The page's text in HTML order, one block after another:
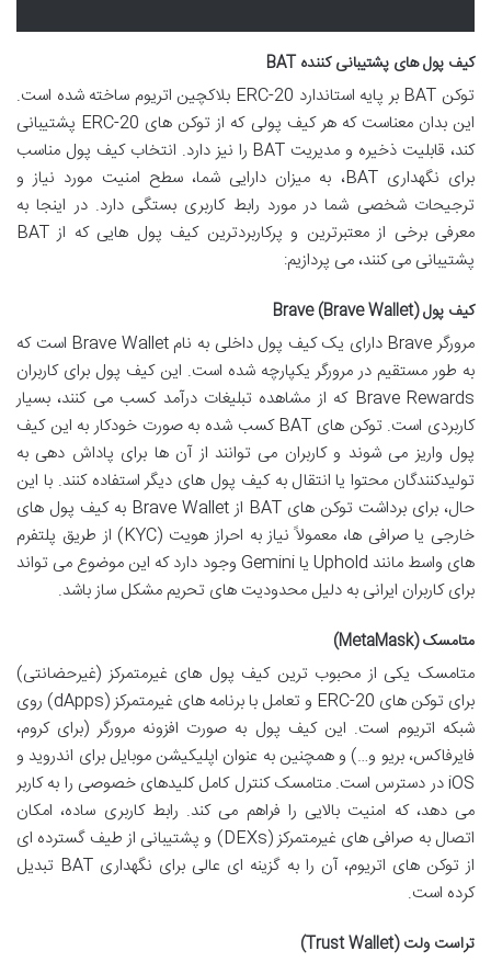
کیف پول های پشتیبانی کننده BAT
توکن BAT بر پایه استاندارد ERC-20 بلاکچین اتریوم ساخته شده است.
این بدان معناست که هر کیف پولی که از توکن های ERC-20 پشتیبانی
کند، قابلیت ذخیره و مدیریت BAT را نیز دارد. انتخاب کیف پول مناسب
برای نگهداری BAT، به میزان دارایی شما، سطح امنیت مورد نیاز و
ترجیحات شخصی شما در مورد رابط کاربری بستگی دارد. در اینجا به
معرفی برخی از معتبرترین و پرکاربردترین کیف پول هایی که از BAT
پشتیبانی می کنند، می پردازیم:
کیف پول Brave (Brave Wallet)
مرورگر Brave دارای یک کیف پول داخلی به نام Brave Wallet است که
به طور مستقیم در مرورگر یکپارچه شده است. این کیف پول برای کاربران
Brave Rewards که از مشاهده تبلیغات درآمد کسب می کنند، بسیار
کاربردی است. توکن های BAT کسب شده به صورت خودکار به این کیف
پول واریز می شوند و کاربران می توانند از آن ها برای پاداش دهی به
تولیدکنندگان محتوا یا انتقال به کیف پول های دیگر استفاده کنند. با این
حال، برای برداشت توکن های BAT از Brave Wallet به کیف پول های
خارجی یا صرافی ها، معمولاً نیاز به احراز هویت (KYC) از طریق پلتفرم
های واسط مانند Uphold یا Gemini وجود دارد که این موضوع می تواند
برای کاربران ایرانی به دلیل محدودیت های تحریم مشکل ساز باشد.
متامسک (MetaMask)
متامسک یکی از محبوب ترین کیف پول های غیرمتمرکز (غیرحضانتی)
برای توکن های ERC-20 و تعامل با برنامه های غیرمتمرکز (dApps) روی
شبکه اتریوم است. این کیف پول به صورت افزونه مرورگر (برای کروم،
فایرفاکس، بریو و…) و همچنین به عنوان اپلیکیشن موبایل برای اندروید و
iOS در دسترس است. متامسک کنترل کامل کلیدهای خصوصی را به کاربر
می دهد، که امنیت بالایی را فراهم می کند. رابط کاربری ساده، امکان
اتصال به صرافی های غیرمتمرکز (DEXs) و پشتیبانی از طیف گسترده ای
از توکن های اتریوم، آن را به گزینه ای عالی برای نگهداری BAT تبدیل
کرده است.
تراست ولت (Trust Wallet)